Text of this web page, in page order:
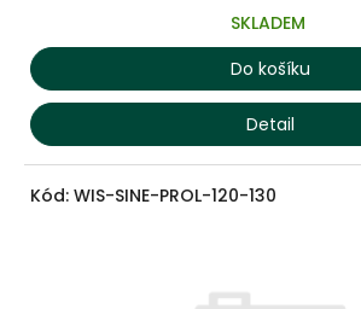
SKLADEM
Do košíku
Detail
Kód: WIS-SINE-PROL-120-130